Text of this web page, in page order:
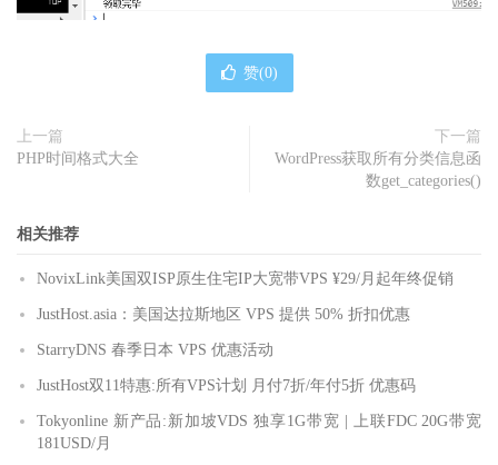
赞(0)
上一篇
PHP时间格式大全
下一篇
WordPress获取所有分类信息函
数get_categories()
相关推荐
NovixLink美国双ISP原生住宅IP大宽带VPS ¥29/月起年终促销
JustHost.asia：美国达拉斯地区 VPS 提供 50% 折扣优惠
StarryDNS 春季日本 VPS 优惠活动
JustHost双11特惠:所有VPS计划 月付7折/年付5折 优惠码
Tokyonline 新产品:新加坡VDS 独享1G带宽 | 上联FDC 20G带宽
181USD/月